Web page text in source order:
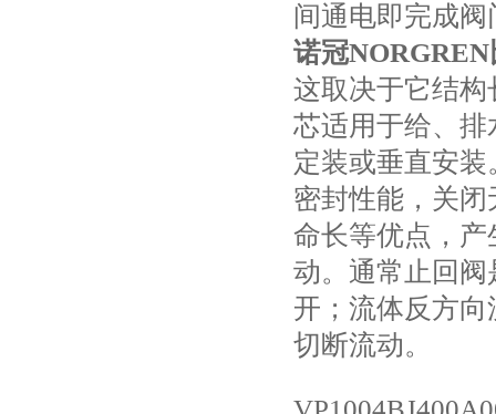
间通电即完成
诺冠
这取决于它结
芯适用于给、
定装或垂直安
密封性能，关
命长等优点，
动。通常止回
开；流体反方
切断流动。